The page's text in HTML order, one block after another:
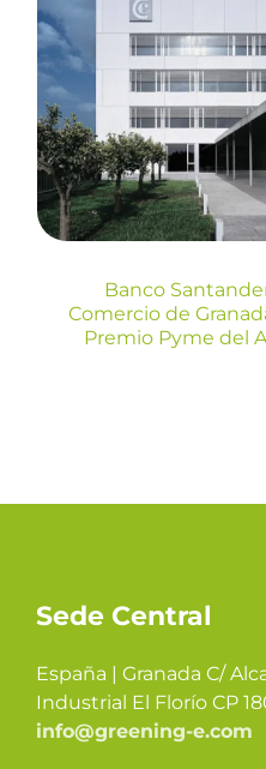
Cámaras
Granada y
Premio
de
Banco
Comercio de
Premio Pyme del
Sede Central
España | Granada C/
Industrial El Florío CP
info@greening-e.com